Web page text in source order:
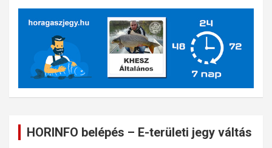
HORINFO belépés – E-területi jegy váltás